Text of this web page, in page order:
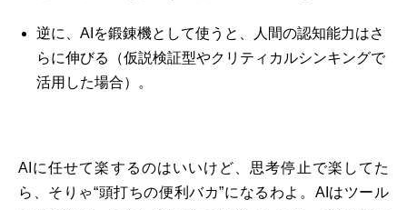
逆に、AIを鍛錬機として使うと、人間の認知能力はさ
らに伸びる（仮説検証型やクリティカルシンキングで
活用した場合）。
AIに任せて楽するのはいいけど、思考停止で楽してた
ら、そりゃ“頭打ちの便利バカ”になるわよ。AIはツール